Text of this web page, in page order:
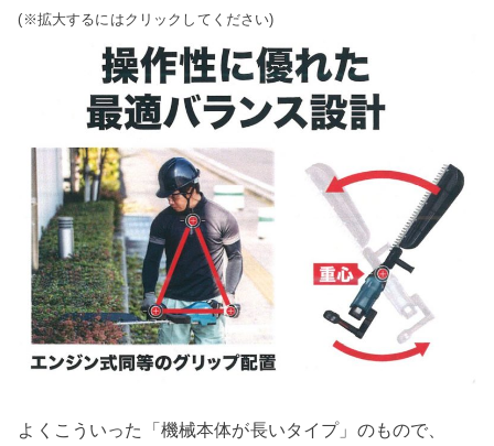
(※拡大するにはクリックしてください)
よくこういった「機械本体が長いタイプ」のもので、